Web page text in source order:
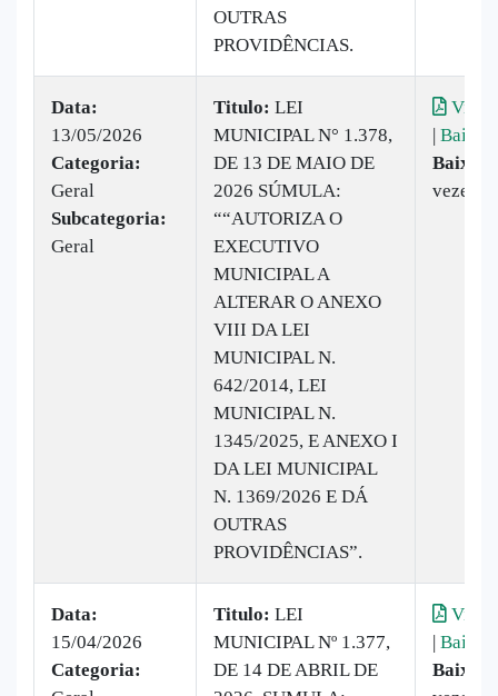
OUTRAS
PROVIDÊNCIAS.
Data:
13/05/2026
Categoria:
Geral
Subcategoria:
Geral
Titulo: LEI
MUNICIPAL N° 1.378,
DE 13 DE MAIO DE
2026 SÚMULA:
““AUTORIZA O
EXECUTIVO
MUNICIPAL A
ALTERAR O ANEXO
VIII DA LEI
MUNICIPAL N.
642/2014, LEI
MUNICIPAL N.
1345/2025, E ANEXO I
DA LEI MUNICIPAL
N. 1369/2026 E DÁ
OUTRAS
PROVIDÊNCIAS”.
| Baixar
vezes
Data:
15/04/2026
Categoria:
Titulo: LEI
MUNICIPAL Nº 1.377,
DE 14 DE ABRIL DE
| Baixar